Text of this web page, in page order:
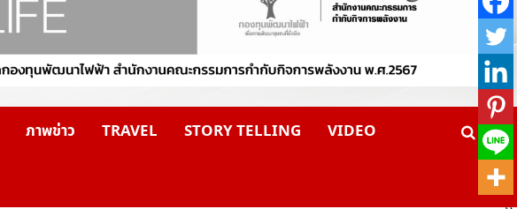
ภาพข่าว TRAVEL STORY TELLING VIDEO